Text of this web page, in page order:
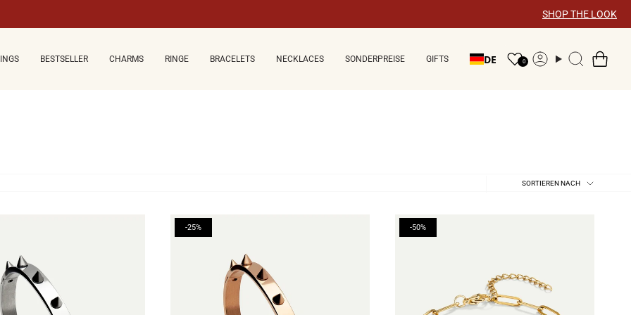
SHOP THE LOOK
BESTSELLER CHARMS RINGE BRACELETS NECKLACES SONDERPREISE GIFTS DE 0 KontoSuche
SortierenSORTIEREN NACH
-25% -50%